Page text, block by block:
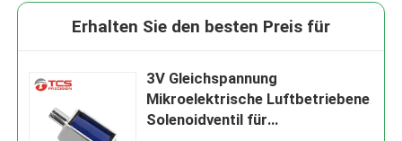
Erhalten Sie den besten Preis für
3V Gleichspannung
Mikroelektrische Luftbetriebene
Solenoidventil für